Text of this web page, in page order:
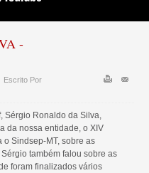
-
Escrito Por
Sérgio Ronaldo da Silva,
da nossa entidade, o XIV
Sindsep-MT, sobre as
também falou sobre as
foram finalizados vários